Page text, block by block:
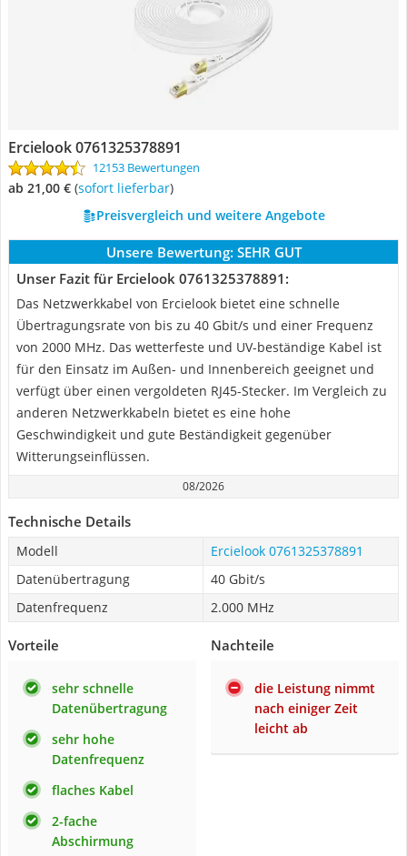
Ercielook 0761325378891
12153 Bewertungen
ab 21,00 € ( Sofort lieferbar)
Preisvergleich und weitere Angebote
Unsere Bewertung: SEHR GUT
Unser Fazit für Ercielook 0761325378891:
Das Netzwerkkabel von Ercielook bietet eine schnelle
Übertragungsrate von bis zu 40 Gbit/s und einer Frequenz
von 2000 MHz. Das wetterfeste und UV-beständige Kabel ist
für den Einsatz im Außen- und Innenbereich geeignet und
verfügt über einen vergoldeten RJ45-Stecker. Im Vergleich zu
anderen Netzwerkkabeln bietet es eine hohe
Geschwindigkeit und gute Beständigkeit gegenüber
Witterungseinflüssen.
08/2026
Technische Details
Modell
Ercielook 0761325378891
Datenübertragung
40 Gbit/s
Datenfrequenz
2.000 MHz
Vorteile
sehr schnelle
Datenübertragung
sehr hohe
Datenfrequenz
flaches Kabel
2-fache
Abschirmung
Nachteile
die Leistung nimmt
nach einiger Zeit
leicht ab